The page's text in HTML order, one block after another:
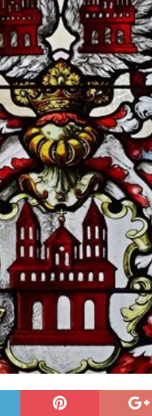
Personensuche /
Personensuche / Vermisste
Polizei
Umwelt – Militärischer
spendet 10.000.- €
/ Blitzer /
Equipe gewinnt vor der
WÜRTTEMBERG
Museum Speyer / Brazzeltag
/ Speyer
SPEYER
/ Konsumcannabisgesetz